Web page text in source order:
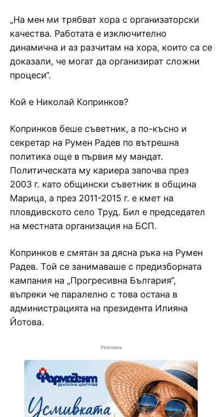
„На мен ми трябват хора с организаторски
качества. Работата е изключително
динамична и аз разчитам на хора, които са се
доказали, че могат да организират сложни
процеси“.
Кой е Николай Копринков?
Копринков беше съветник, а по-късно и
секретар на Румен Радев по вътрешна
политика още в първия му мандат.
Политическата му кариера започва през
2003 г. като общински съветник в община
Марица, а през 2011-2015 г. е кмет на
пловдивското село Труд. Бил е председател
на местната организация на БСП.
Копринков е смятан за дясна ръка на Румен
Радев. Той се занимаваше с предизборната
кампания на „Прогресивна България“,
въпреки че паралелно с това остана в
администрацията на президента Илияна
Йотова.
Реклама